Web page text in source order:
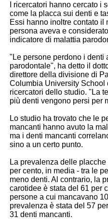
I ricercatori hanno cercato i
come la placca sui denti e
Essi hanno inoltre contato il
persona aveva e
indicatore di malattia
"Le persone perdono i denti
parodontale", ha detto il
direttore della divisione di
Columbia University School
ricercatori dello studio. "La
più denti vengono persi per
Lo studio ha trovato che le
mancanti hanno avuto la
ma i denti mancanti
sino a un certo punto.
La prevalenza delle
per cento, in media - tra le
meno denti. Al contrario, la
carotidee è stata del 61 per
persone a cui mancavano
prevalenza è stata del 57
31 denti mancanti.